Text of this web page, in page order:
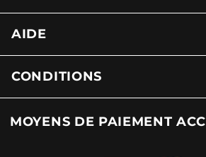
AIDE
CONDITIONS
MOYENS DE PAIEMENT